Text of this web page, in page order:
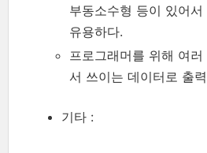
부동소수형 등이 있어
유용하다.
프로그래머를 위해 여
서 쓰이는 데이터로 출
기타 :